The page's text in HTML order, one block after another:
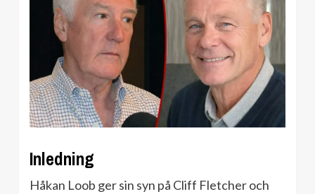
Inledning
Håkan Loob ger sin syn på Cliff Fletcher och